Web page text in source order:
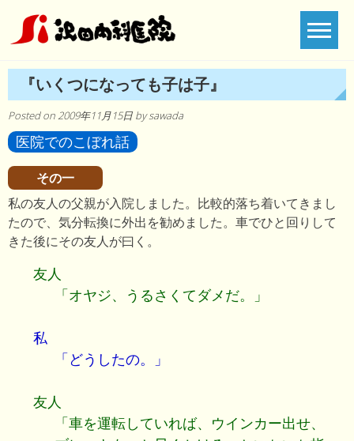
content
『いくつになっても子は子』
Posted on 2009年11月15日 bysawada
医院でのこぼれ話
その一
私の友人の父親が入院しました。比較的落ち着いてきまし
たので、気分転換に外出を勧めました。車でひと回りして
きた後にその友人が曰く。
友人
「オヤジ、うるさくてダメだ。」
私
「どうしたの。」
友人
「車を運転していれば、ウインカー出せ、